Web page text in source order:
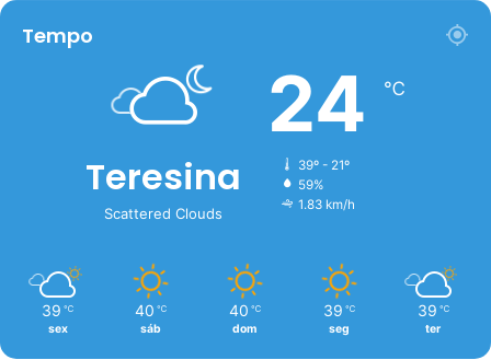
Tempo
Teresina
Scattered Clouds
24 ℃
39º - 21º
59%
1.83 km/h
39 ℃
sex
40 ℃
sáb
40 ℃
dom
39 ℃
seg
39 ℃
ter